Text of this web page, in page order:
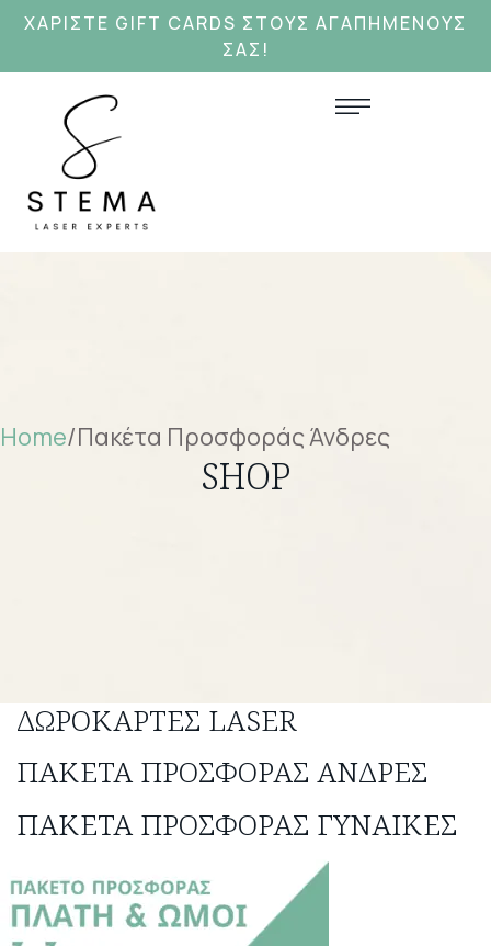
ΧΑΡΊΣΤΕ GIFT CARDS ΣΤΟΥΣ ΑΓΑΠΗΜΕΝΟΥΣ
ΣΑΣ!
Home/Πακέτα Προσφοράς Άνδρες
SHOP
ΔΩΡΟΚΆΡΤΕΣ LASER
ΠΑΚΈΤΑ ΠΡΟΣΦΟΡΆΣ ΆΝΔΡΕΣ
ΠΑΚΈΤΑ ΠΡΟΣΦΟΡΆΣ ΓΥΝΑΊΚΕΣ